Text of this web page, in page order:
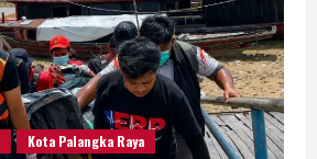
Kota Palangka Raya